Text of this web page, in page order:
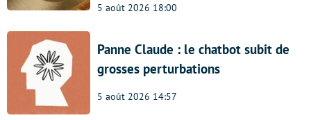
5 août 2026 18:00
Panne Claude : le chatbot subit de
grosses perturbations
5 août 2026 14:57